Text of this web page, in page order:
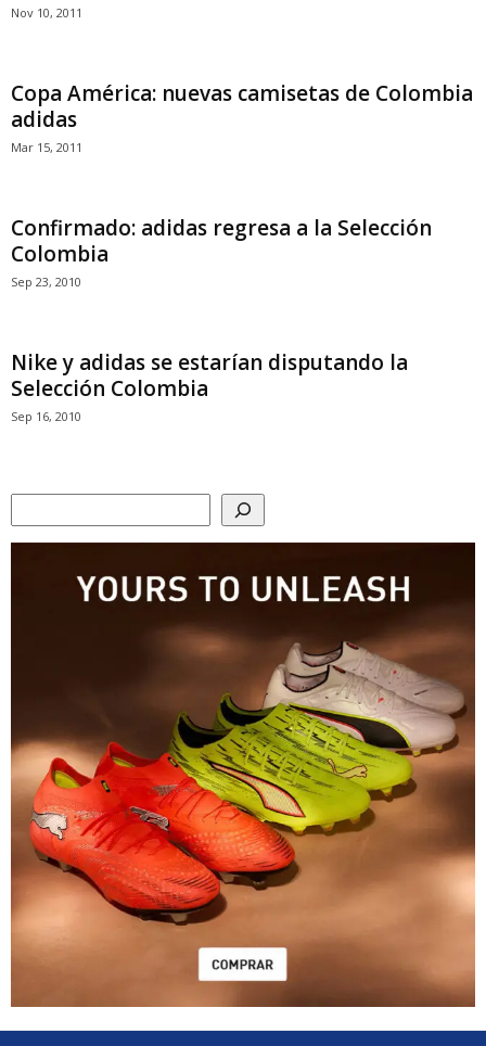
Nov 10, 2011
Copa América: nuevas camisetas de Colombia
adidas
Mar 15, 2011
Confirmado: adidas regresa a la Selección
Colombia
Sep 23, 2010
Nike y adidas se estarían disputando la
Selección Colombia
Sep 16, 2010